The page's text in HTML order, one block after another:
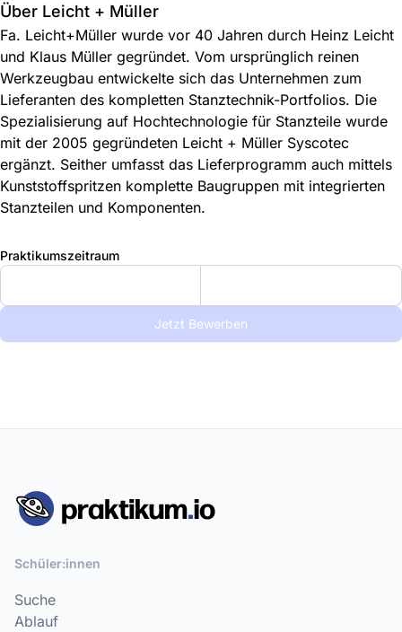
Über Leicht + Müller
Fa. Leicht+Müller wurde vor 40 Jahren durch Heinz Leicht
und Klaus Müller gegründet. Vom ursprünglich reinen
Werkzeugbau entwickelte sich das Unternehmen zum
Lieferanten des kompletten Stanztechnik-Portfolios. Die
Spezialisierung auf Hochtechnologie für Stanzteile wurde
mit der 2005 gegründeten Leicht + Müller Syscotec
ergänzt. Seither umfasst das Lieferprogramm auch mittels
Kunststoffspritzen komplette Baugruppen mit integrierten
Stanzteilen und Komponenten.
Praktikumszeitraum
Jetzt Bewerben
Schüler:innen
Suche
Ablauf